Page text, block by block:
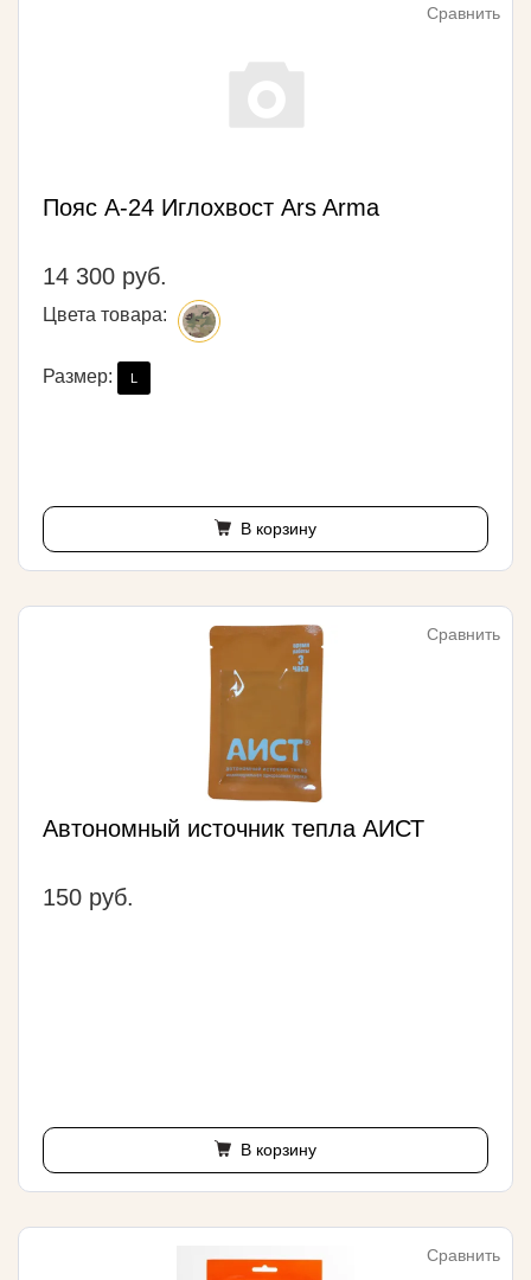
Сравнить
Пояс A-24 Иглохвост Ars Arma
14 300 руб.
Цвета товара:
Размер: L
В корзину
Сравнить
Автономный источник тепла АИСТ
150 руб.
В корзину
Сравнить